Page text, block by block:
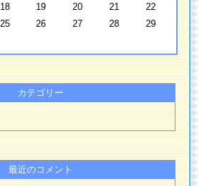
18 19 20 21
22
25 26 27 28
29
カテゴリー
最近のコメント